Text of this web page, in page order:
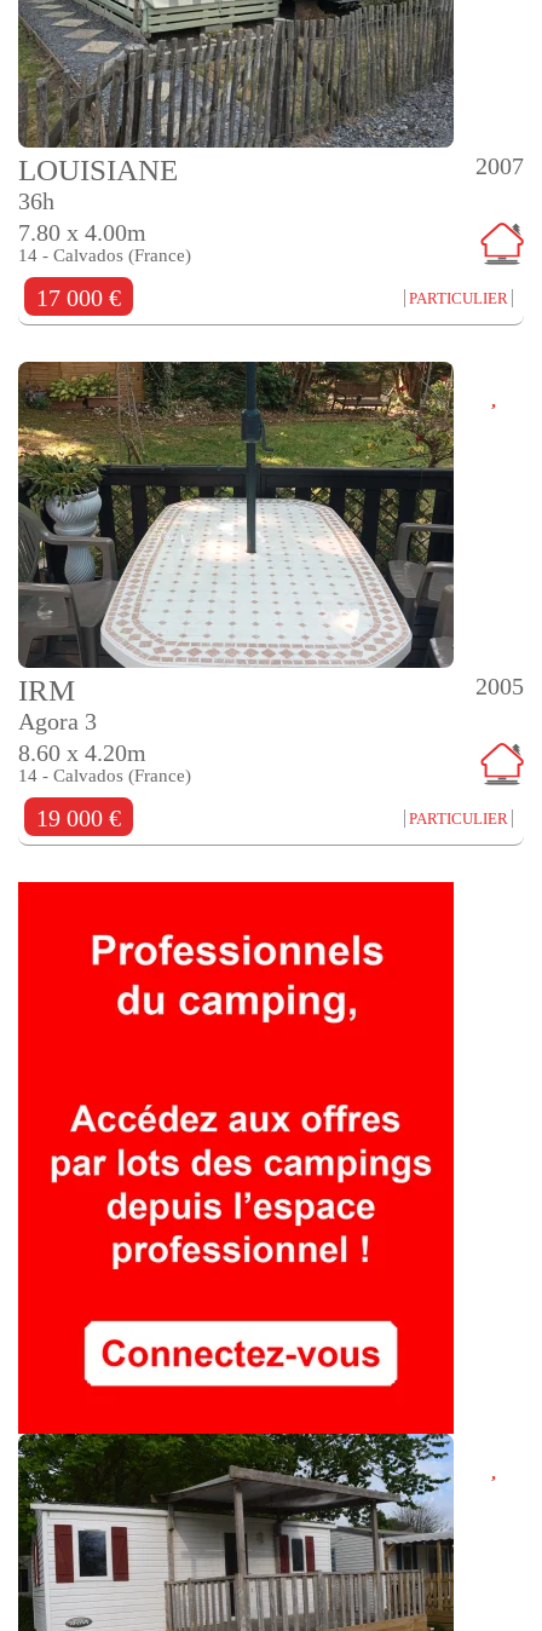
2007
LOUISIANE
36h
7.80 x 4.00m
14 - Calvados (France)
17 000 € PARTICULIER
2005
IRM
Agora 3
8.60 x 4.20m
14 - Calvados (France)
19 000 € PARTICULIER